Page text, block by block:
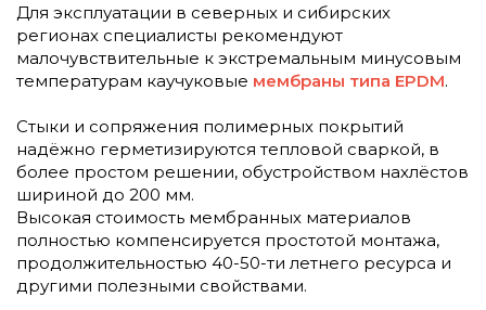
Для эксплуатации в северных и сибирских
регионах специалисты рекомендуют
малочувствительные к экстремальным минусовым
температурам каучуковые мембраны типа EPDM.
Стыки и сопряжения полимерных покрытий
надёжно герметизируются тепловой сваркой, в
более простом решении, обустройством нахлёстов
шириной до 200 мм.
Высокая стоимость мембранных материалов
полностью компенсируется простотой монтажа,
продолжительностью 40-50-ти летнего ресурса и
другими полезными свойствами.